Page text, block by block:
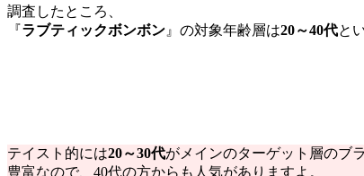
調査したところ、
『ラブティックボンボン 』の対象年齢層は20～40代と
テイスト的には20～30代がメインのターゲット層のブ
豊富なので、40代の方からも人気がありますよ。